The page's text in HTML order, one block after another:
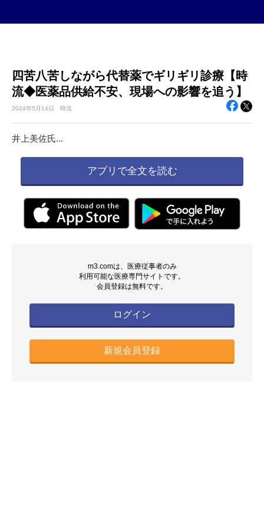
四苦八苦しながら代替薬でギリギリ診療【時
流◆医薬品供給不安、現場への影響を追う】
2024年5月14日 時流
井上美佐氏...
アプリで全文を読む
m3.comは、医療従事者のみ
利用可能な医療専門サイトです。
会員登録は無料です。
ログイン
新規会員登録